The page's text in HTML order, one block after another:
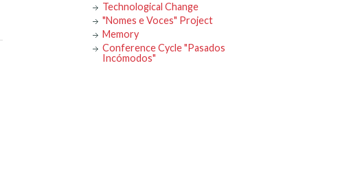
Technological Change
"Nomes e Voces" Project
Memory
Conference Cycle "Pasados
Incómodos"